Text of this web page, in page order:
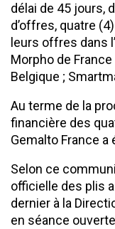
délai de 45 jours,
d’offres, quatre
leurs offres dans
Morpho de
Belgique ;
Au terme de la
financière des
Gemalto France a
Selon ce
officielle des plis
dernier à la
en séance